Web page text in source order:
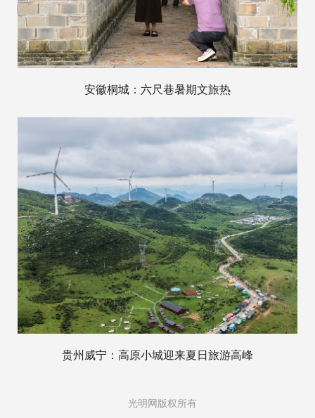
安徽桐城：六尺巷暑期文旅热
贵州威宁：高原小城迎来夏日旅游高峰
光明网版权所有